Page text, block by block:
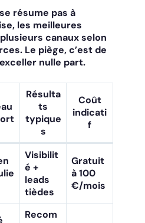
résume pas à
les meilleures
canaux selon
Le piège, c’est de
nulle part.
Résulta
ts
typique
s
Coût
indicati
f
Visibilit
é +
leads
tièdes
Gratuit
à 100
€/mois
Recom